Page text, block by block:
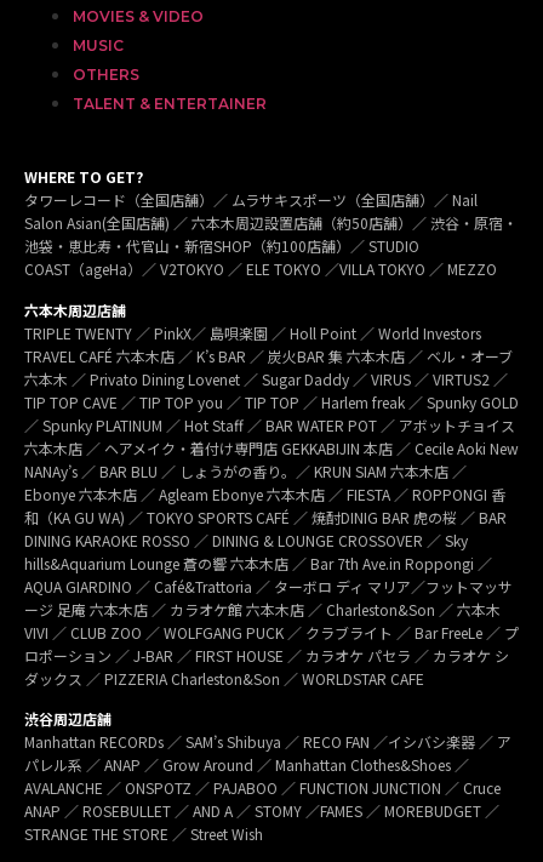
MOVIES & VIDEO
MUSIC
OTHERS
TALENT & ENTERTAINER
WHERE TO GET?
タワーレコード（全国店舗）／ ムラサキスポーツ（全国店舗）／ Nail
Salon Asian(全国店舗) ／ 六本木周辺設置店舗（約50店舗）／ 渋谷・原宿・
池袋・恵比寿・代官山・新宿SHOP（約100店舗）／ STUDIO
COAST（ageHa）／ V2TOKYO ／ ELE TOKYO ／VILLA TOKYO ／ MEZZO
六本木周辺店舗
TRIPLE TWENTY ／ PinkX／ 島唄楽園 ／ Holl Point ／ World Investors
TRAVEL CAFÉ 六本木店 ／ K’s BAR ／ 炭火BAR 集 六本木店 ／ ベル・オーブ
六本木 ／ Privato Dining Lovenet ／ Sugar Daddy ／ VIRUS ／ VIRTUS2 ／
TIP TOP CAVE ／ TIP TOP you ／ TIP TOP ／ Harlem freak ／ Spunky GOLD
／ Spunky PLATINUM ／ Hot Staff ／ BAR WATER POT ／ アボットチョイス
六本木店 ／ ヘアメイク・着付け専門店 GEKKABIJIN 本店 ／ Cecile Aoki New
NANAy’s ／ BAR BLU ／ しょうがの香り。／ KRUN SIAM 六本木店 ／
Ebonye 六本木店 ／ Agleam Ebonye 六本木店 ／ FIESTA ／ ROPPONGI 香
和（KA GU WA) ／ TOKYO SPORTS CAFÉ ／ 焼酎DINIG BAR 虎の桜 ／ BAR
DINING KARAOKE ROSSO ／ DINING & LOUNGE CROSSOVER ／ Sky
hills&Aquarium Lounge 蒼の響 六本木店 ／ Bar 7th Ave.in Roppongi ／
AQUA GIARDINO ／ Café&Trattoria ／ ターボロ ディ マリア／フットマッサ
ージ 足庵 六本木店 ／ カラオケ館 六本木店 ／ Charleston&Son ／ 六本木
VIVI ／ CLUB ZOO ／ WOLFGANG PUCK ／ クラブライト ／ Bar FreeLe ／ プ
ロポーション ／ J-BAR ／ FIRST HOUSE ／ カラオケ パセラ ／ カラオケ シ
ダックス ／ PIZZERIA Charleston&Son ／ WORLDSTAR CAFE
渋谷周辺店舗
Manhattan RECORDs ／ SAM’s Shibuya ／ RECO FAN ／イシバシ楽器 ／ ア
パレル系 ／ ANAP ／ Grow Around ／ Manhattan Clothes&Shoes ／
AVALANCHE ／ ONSPOTZ ／ PAJABOO ／ FUNCTION JUNCTION ／ Cruce
ANAP ／ ROSEBULLET ／ AND A ／ STOMY ／FAMES ／ MOREBUDGET ／
STRANGE THE STORE ／ Street Wish